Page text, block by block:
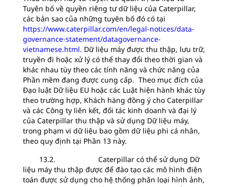
Tuyên bố về quyền riêng tư dữ liệu của Caterpillar,
các bản sao của những tuyên bố đó có tại
https://www.caterpillar.com/en/legal-notices/data-
governance-statement/datagovernance-
vietnamese.html. Dữ liệu máy được thu thập, lưu trữ,
truyền đi hoặc xử lý có thể thay đổi theo thời gian và
khác nhau tùy theo các tính năng và chức năng của
Phần mềm đang được cung cấp. Theo mục đích của
Đạo luật Dữ liệu EU hoặc các Luật hiện hành khác tùy
theo trường hợp, Khách hàng đồng ý cho Caterpillar
và các Công ty liên kết, đối tác kinh doanh và đại lý
của Caterpillar thu thập và sử dụng Dữ liệu máy,
trong phạm vi dữ liệu bao gồm dữ liệu phi cá nhân,
theo quy định tại Phần 13 này.
13.2. Caterpillar có thể sử dụng Dữ
liệu máy thu thập được để đào tạo các mô hình điện
toán được sử dụng cho hệ thống phân loại hình ảnh,